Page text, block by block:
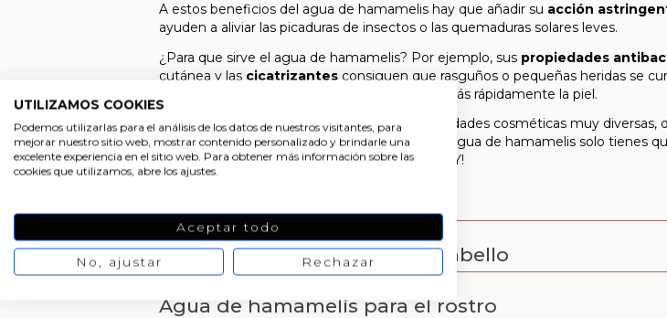
A estos beneficios del agua de hamamelis hay que añadir su acción
ayuden a aliviar las picaduras de insectos o las quemaduras solares leves.
¿Para que sirve el agua de hamamelis? Por ejemplo, sus propiedades
cutánea y las cicatrizantes consiguen que rasguños o pequeñas heridas se
después del afeitado para calmar y cicatrizar más rápidamente la piel.
Como ves, tiene el agua de hamamelis propiedades cosméticas muy diversas,
utilizado. Si quieres disfrutar de los beneficios agua de hamamelis solo tienes
ahora y añádela a tus recetas de cosmética DIY!
Agua de hamamelis para el cabello
Agua de hamamelis para el rostro
UTILIZAMOS COOKIES
Podemos utilizarlas para el análisis de los datos de nuestros visitantes, para
mejorar nuestro sitio web, mostrar contenido personalizado y brindarle una
excelente experiencia en el sitio web. Para obtener más información sobre las
cookies que utilizamos, abre los ajustes.
Aceptar todo
No, ajustar Rechazar